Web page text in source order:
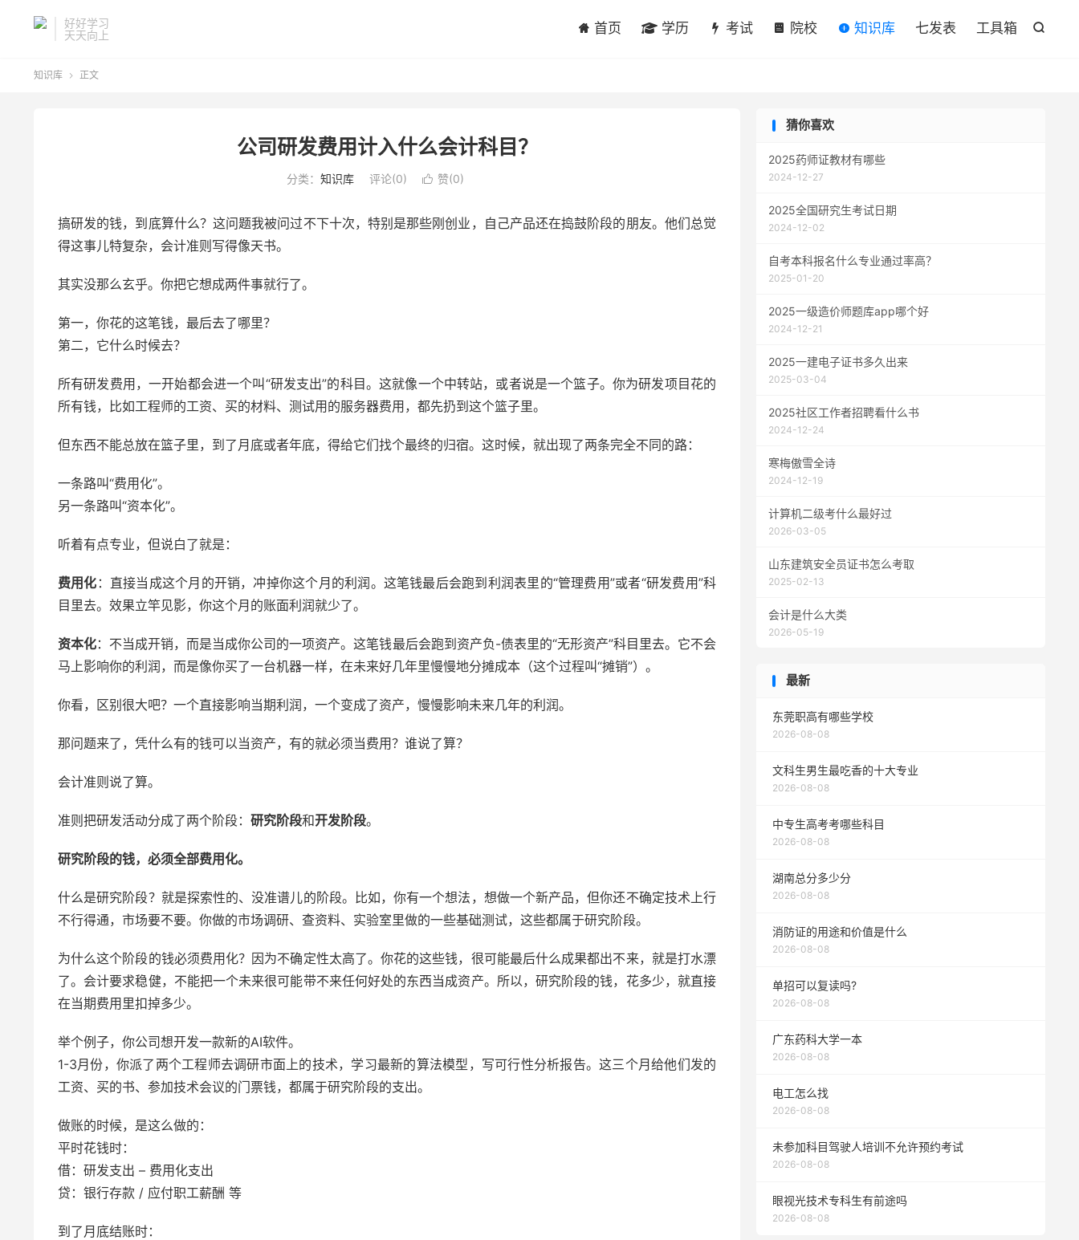
好好学习
天天向上

首页 学历 考试 院校 知识库 七发表 工具箱
知识库  正文
公司研发费用计入什么会计科目？
分类： 知识库 评论(0)  赞(0)
搞研发的钱，到底算什么？这问题我被问过不下十次，特别是那些刚创业，自己产品还在捣鼓阶段的朋友。他们总觉
得这事儿特复杂，会计准则写得像天书。
其实没那么玄乎。你把它想成两件事就行了。
第一，你花的这笔钱，最后去了哪里？
第二，它什么时候去？
所有研发费用，一开始都会进一个叫“研发支出”的科目。这就像一个中转站，或者说是一个篮子。你为研发项目花的
所有钱，比如工程师的工资、买的材料、测试用的服务器费用，都先扔到这个篮子里。
但东西不能总放在篮子里，到了月底或者年底，得给它们找个最终的归宿。这时候，就出现了两条完全不同的路：
一条路叫“费用化”。
另一条路叫“资本化”。
听着有点专业，但说白了就是：
费用化 ：直接当成这个月的开销，冲掉你这个月的利润。这笔钱最后会跑到利润表里的“管理费用”或者“研发费用”科
目里去。效果立竿见影，你这个月的账面利润就少了。
资本化：不当成开销，而是当成你公司的一项资产。这笔钱最后会跑到资产负-债表里的“无形资产”科目里去。它不会
马上影响你的利润，而是像你买了一台机器一样，在未来好几年里慢慢地分摊成本（这个过程叫“摊销”）。
你看，区别很大吧？一个直接影响当期利润，一个变成了资产，慢慢影响未来几年的利润。
那问题来了，凭什么有的钱可以当资产，有的就必须当费用？谁说了算？
会计准则说了算。
准则把研发活动分成了两个阶段： 研究阶段和开发阶段。
研究阶段的钱，必须全部费用化。
什么是研究阶段？就是探索性的、没准谱儿的阶段。比如，你有一个想法，想做一个新产品，但你还不确定技术上行
不行得通，市场要不要。你做的市场调研、查资料、实验室里做的一些基础测试，这些都属于研究阶段。
为什么这个阶段的钱必须费用化？因为不确定性太高了。你花的这些钱，很可能最后什么成果都出不来，就是打水漂
了。会计要求稳健，不能把一个未来很可能带不来任何好处的东西当成资产。所以，研究阶段的钱，花多少，就直接
在当期费用里扣掉多少。
举个例子，你公司想开发一款新的AI软件。
1-3月份，你派了两个工程师去调研市面上的技术，学习最新的算法模型，写可行性分析报告。这三个月给他们发的
工资、买的书、参加技术会议的门票钱，都属于研究阶段的支出。
做账的时候，是这么做的：
平时花钱时：
借：研发支出 – 费用化支出
贷：银行存款 / 应付职工薪酬 等
到了月底结账时：
猜你喜欢
2025药师证教材有哪些
2024-12-27
2025全国研究生考试日期
2024-12-02
自考本科报名什么专业通过率高？
2025-01-20
2025一级造价师题库app哪个好
2024-12-21
2025一建电子证书多久出来
2025-03-04
2025社区工作者招聘看什么书
2024-12-24
寒梅傲雪全诗
2024-12-19
计算机二级考什么最好过
2026-03-05
山东建筑安全员证书怎么考取
2025-02-13
会计是什么大类
2026-05-19
最新
东莞职高有哪些学校
2026-08-08
文科生男生最吃香的十大专业
2026-08-08
中专生高考考哪些科目
2026-08-08
湖南总分多少分
2026-08-08
消防证的用途和价值是什么
2026-08-08
单招可以复读吗?
2026-08-08
广东药科大学一本
2026-08-08
电工怎么找
2026-08-08
未参加科目驾驶人培训不允许预约考试
2026-08-08
眼视光技术专科生有前途吗
2026-08-08